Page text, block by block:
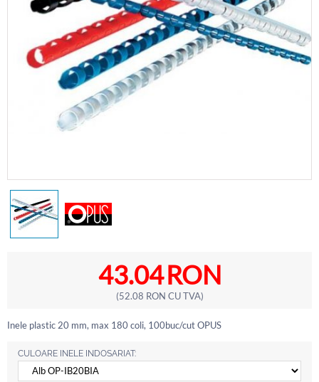
43.04RON
(52.08 RON CU TVA)
Inele plastic 20 mm, max 180 coli, 100buc/cut OPUS
CULOARE INELE INDOSARIAT: